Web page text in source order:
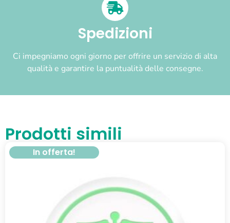
Spedizioni
Ci impegniamo ogni giorno per offrire un servizio di alta
qualità e garantire la puntualità delle consegne.
Prodotti simili
In offerta!